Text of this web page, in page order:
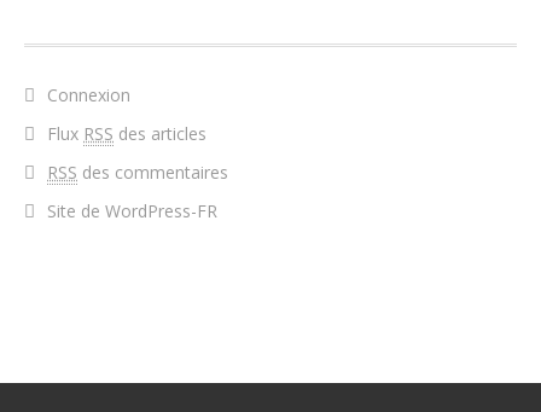
Connexion
Flux RSS des articles
RSS des commentaires
Site de WordPress-FR